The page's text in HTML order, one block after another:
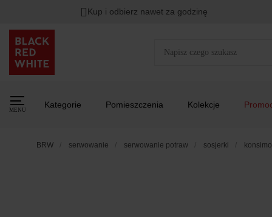
Kup i odbierz nawet za godzinę
MENU
Kategorie Pomieszczenia Kolekcje
BRW serwowanie serwowanie potraw sosjerki